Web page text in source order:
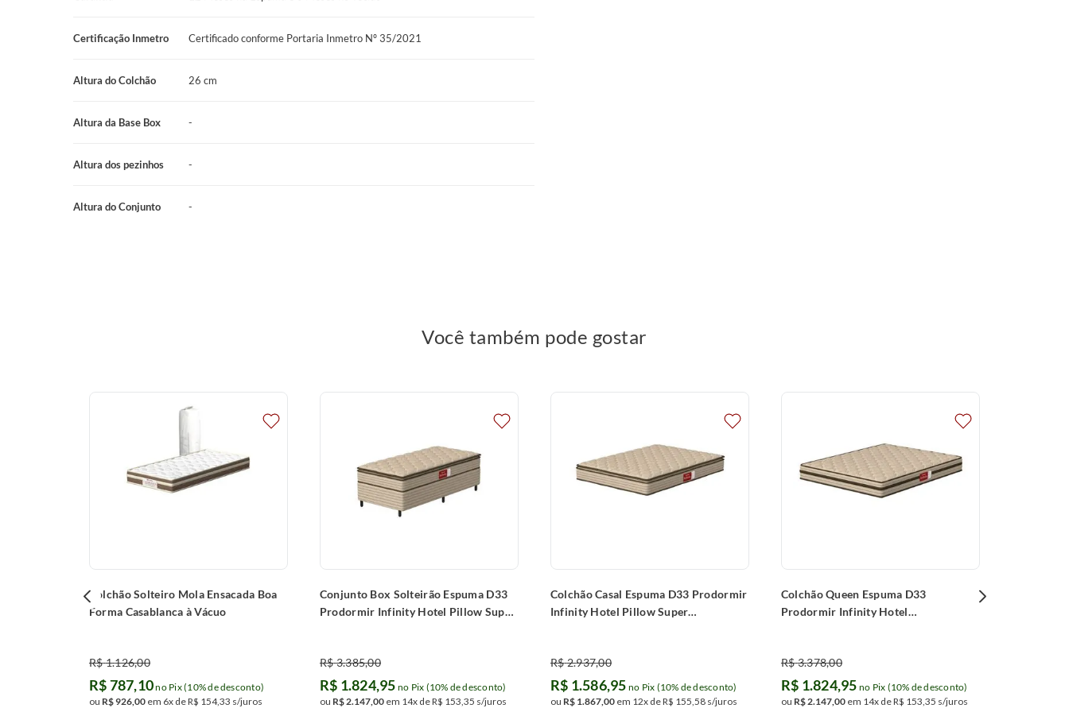
Qualidade e Segurança Comprovadas: O Colchão Prodormir Active Techintense tem o Certificado do
Escolher o Colchão de Espuma Prodormir Active Techintense é investir em um produto de alto nível
para quem busca um estilo de vida mais elevado, valorizando produtos exclusivos e sofisticados, com
Techintense e sinta a diferença que um colchão de alta qualidade pode fazer em sua vida. Escolha
Certificação Inmetro Certificado conforme Portaria Inmetro Nº 35/2021
Altura do Colchão 26 cm
Altura da Base Box -
Altura dos pezinhos -
Altura do Conjunto -
Você também pode gostar
Colchão Solteiro Mola Ensacada Boa
Forma Casablanca à Vácuo
R$1.126,00
R$787,10no Pix (10% de desconto)
ou R$926,00em 6x deR$ 154,33 s/juros
Conjunto Box Solteirão Espuma D33
Prodormir Infinity Hotel Pillow Super
R$3.385,00
R$ 1.824,95 no Pix (10% de desconto)
ou R$2.147,00em 14x deR$ 153,35 s/juros
Colchão Casal Espuma D33 Prodormir
Infinity Hotel Pillow Super
R$2.937,00
R$ 1.586,95 no Pix (10% de desconto)
ou R$ 1.867,00em 12x deR$ 155,58s/juros
Colchão Queen Espuma D33
Prodormir Infinity Hotel
R$3.378,00
R$ 1.824,95 no Pix (10% de desconto)
ou R$2.147,00em 14x deR$ 153,35 s/juros